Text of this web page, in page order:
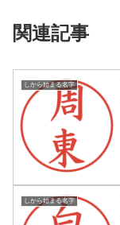
関連記事
しから始まる名字
しから始まる名字